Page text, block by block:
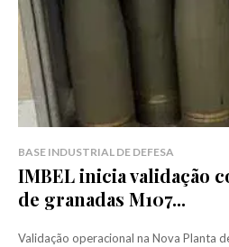
BASE INDUSTRIAL DE DEFESA
IMBEL inicia validação
de granadas M107...
Validação operacional na Nova Planta